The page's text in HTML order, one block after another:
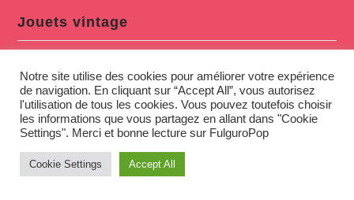
Jouets vintage
Notre site utilise des cookies pour améliorer votre expérience
de navigation. En cliquant sur “Accept All”, vous autorisez
l'utilisation de tous les cookies. Vous pouvez toutefois choisir
les informations que vous partagez en allant dans "Cookie
Settings". Merci et bonne lecture sur FulguroPop
Cookie Settings Accept All